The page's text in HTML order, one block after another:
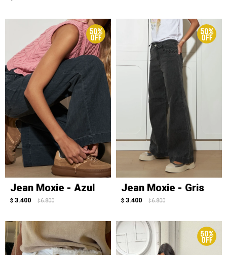
Jean Moxie - Azul
$ 3.400 $ 6.800
Jean Moxie - Gris
$ 3.400 $ 6.800